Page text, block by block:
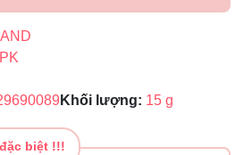
Khối lượng: 15 g
biệt !!!